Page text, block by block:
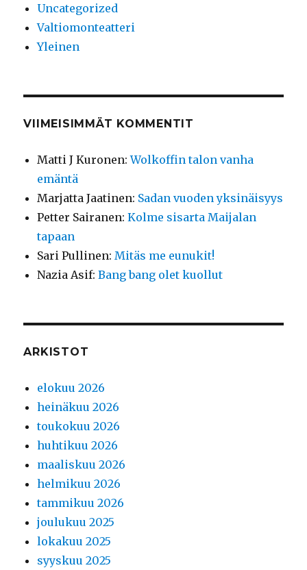
Uncategorized
Valtiomonteatteri
Yleinen
VIIMEISIMMÄT KOMMENTIT
Matti J Kuronen:Wolkoffin talon vanha
emäntä
Marjatta Jaatinen: Sadan vuoden yksinäisyys
Petter Sairanen:Kolme sisarta Maijalan
tapaan
Sari Pullinen: Mitäs me eunukit!
Nazia Asif:Bang bang olet kuollut
ARKISTOT
elokuu 2026
heinäkuu 2026
toukokuu 2026
huhtikuu 2026
maaliskuu 2026
helmikuu 2026
tammikuu 2026
joulukuu 2025
lokakuu 2025
syyskuu 2025